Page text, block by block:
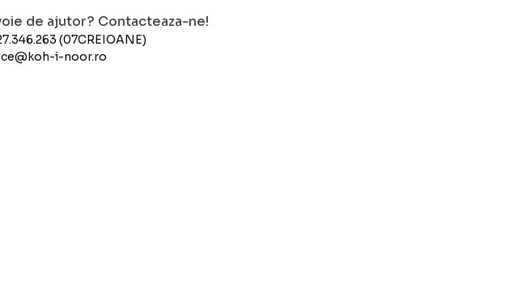
de ajutor? Contacteaza-ne!
(07CREIOANE)
i-noor.ro